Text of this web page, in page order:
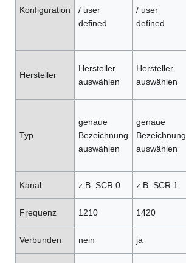
Konfiguration
/ user
defined
/ user
defined
Hersteller
Hersteller
auswählen
Hersteller
auswählen
Typ
genaue
Bezeichnung
auswählen
genaue
Bezeichnung
auswählen
Kanal z.B. SCR 0 z.B. SCR 1
Frequenz 1210 1420
Verbunden nein ja